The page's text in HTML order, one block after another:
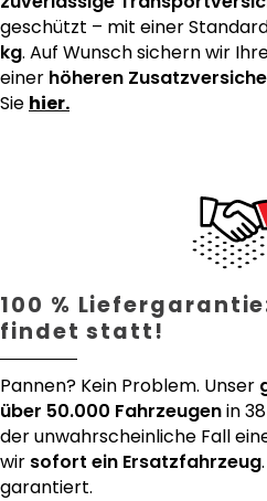
geschützt – mit einer
kg. Auf Wunsch sichern wir
einer höheren
Sie hier.
100 %
findet statt!
Pannen? Kein Problem. Unser
über 50.000 Fahrzeugenin
der unwahrscheinliche Fall
wir sofort ein Ersatzfahrzeug
garantiert.